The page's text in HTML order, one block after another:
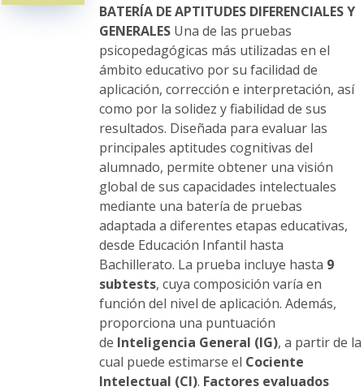
elegir
en
la
página
de
producto
BATERÍA DE APTITUDES DIFERENCIALES Y
GENERALESUna de las pruebas
psicopedagógicas más utilizadas en el
ámbito educativo por su facilidad de
aplicación, corrección e interpretación, así
como por la solidez y fiabilidad de sus
resultados. Diseñada para evaluar las
principales aptitudes cognitivas del
alumnado, permite obtener una visión
global de sus capacidades intelectuales
mediante una batería de pruebas
adaptada a diferentes etapas educativas,
desde Educación Infantil hasta
Bachillerato. La prueba incluye hasta 9
subtests, cuya composición varía en
función del nivel de aplicación. Además,
proporciona una puntuación
de Inteligencia General (IG), a partir de la
cual puede estimarse el Cociente
Intelectual (CI). Factores evaluados